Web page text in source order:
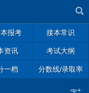
报考 接本常识
资讯 考试大纲
一档 分数线/录取率
+